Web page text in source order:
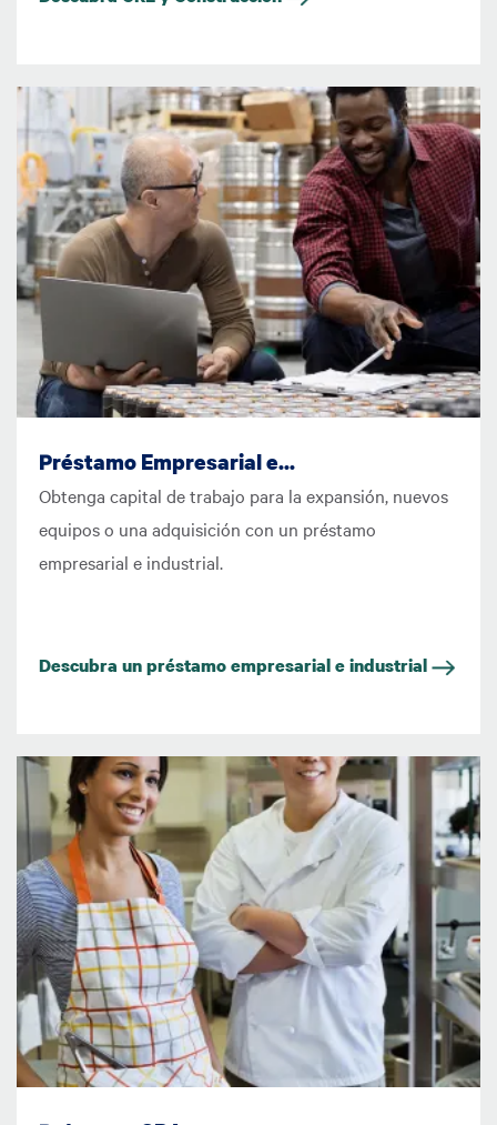
Imagen
Préstamo Empresarial e...
Obtenga capital de trabajo para la expansión, nuevos
equipos o una adquisición con un préstamo
empresarial e industrial.
Descubra un préstamo empresarial e industrial
Imagen